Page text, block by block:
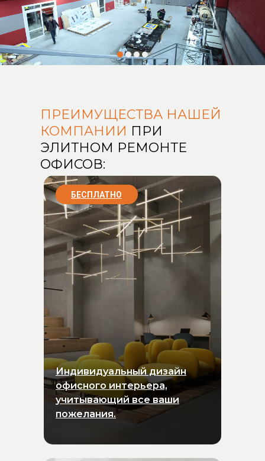
ПРЕИМУЩЕСТВА НАШЕЙ
КОМПАНИИ ПРИ
ЭЛИТНОМ РЕМОНТЕ
ОФИСОВ:
Индивидуальный дизайн
офисного интерьера,
учитывающий все ваши
пожелания.
БЕСПЛАТНО